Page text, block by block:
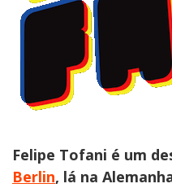
Felipe Tofani é um
Berlin, lá na